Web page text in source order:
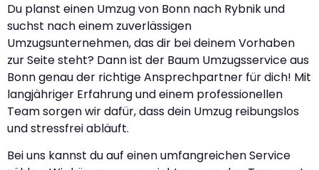
Du planst einen Umzug von Bonn nach Rybnik und
suchst nach einem zuverlässigen
Umzugsunternehmen, das dir bei deinem Vorhaben
zur Seite steht? Dann ist der Baum Umzugsservice aus
Bonn genau der richtige Ansprechpartner für dich! Mit
langjähriger Erfahrung und einem professionellen
Team sorgen wir dafür, dass dein Umzug reibungslos
und stressfrei abläuft.
Bei uns kannst du auf einen umfangreichen Service